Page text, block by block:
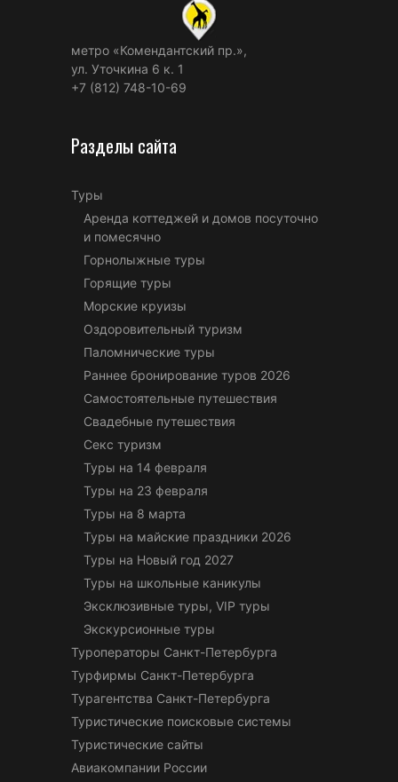
метро «Комендантский пр.»,
ул. Уточкина 6 к. 1
+7 (812) 748-10-69
Разделы сайта
Туры
Аренда коттеджей и домов посуточно
и помесячно
Горнолыжные туры
Горящие туры
Морские круизы
Оздоровительный туризм
Паломнические туры
Раннее бронирование туров 2026
Самостоятельные путешествия
Свадебные путешествия
Секс туризм
Туры на 14 февраля
Туры на 23 февраля
Туры на 8 марта
Туры на майские праздники 2026
Туры на Новый год 2027
Туры на школьные каникулы
Эксклюзивные туры, VIP туры
Экскурсионные туры
Туроператоры Санкт-Петербурга
Турфирмы Санкт-Петербурга
Турагентства Санкт-Петербурга
Туристические поисковые системы
Туристические сайты
Авиакомпании России